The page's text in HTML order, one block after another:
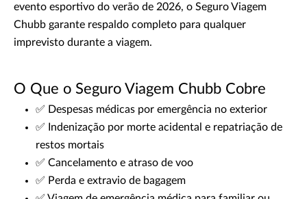
evento esportivo do verão de 2026, o Seguro Viagem
Chubb garante respaldo completo para qualquer
imprevisto durante a viagem.
O Que o Seguro Viagem Chubb Cobre
✅ Despesas médicas por emergência no exterior
✅ Indenização por morte acidental e repatriação de
restos mortais
✅ Cancelamento e atraso de voo
✅ Perda e extravio de bagagem